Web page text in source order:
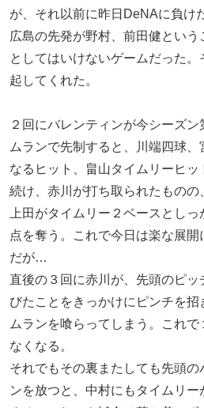
が、それ以前に昨日DeNAに負け
広島の先発が野村、前田健とい
としてはいけないゲームだった
起してくれた。
２回にバレンティンが今シーズ
ムランで先制すると、川端四球
なるヒット、畠山タイムリーヒ
続け、赤川が打ち取られたものの
上田がタイムリー２ベースとし
点を奪う。これで今日は楽な展
だが…
直後の３回に赤川が、先頭のピ
びたことをきっかけにピンチを
ムランを喰らってしまう。これ
なくなる。
それでもその裏またしても先頭
ンを放つと、中村にもタイムリ